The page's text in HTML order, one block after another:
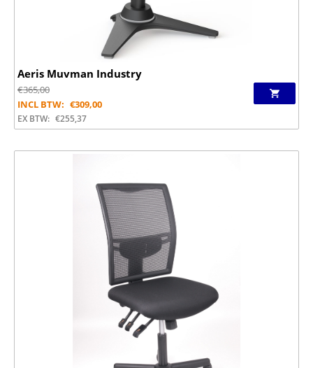
Aeris Muvman Industry
€365,00
INCL BTW: €309,00
EX BTW: €255,37